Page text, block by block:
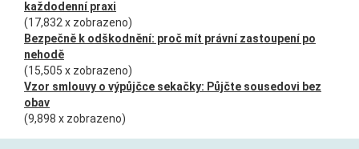
každodenní praxi
(17,832 x zobrazeno)
Bezpečně k odškodnění: proč mít právní zastoupení po
nehodě
(15,505 x zobrazeno)
Vzor smlouvy o výpůjčce sekačky: Půjčte sousedovi bez
obav
(9,898 x zobrazeno)